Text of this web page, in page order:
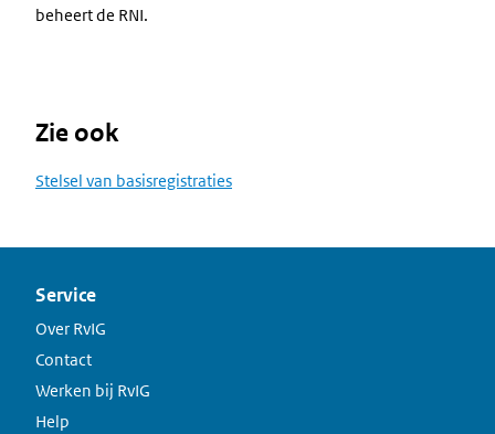
beheert de RNI.
Zie ook
Stelsel van basisregistraties
Service
Over RvIG
Contact
Werken bij RvIG
Help